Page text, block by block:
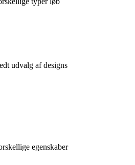
udvalg af designs
egenskaber